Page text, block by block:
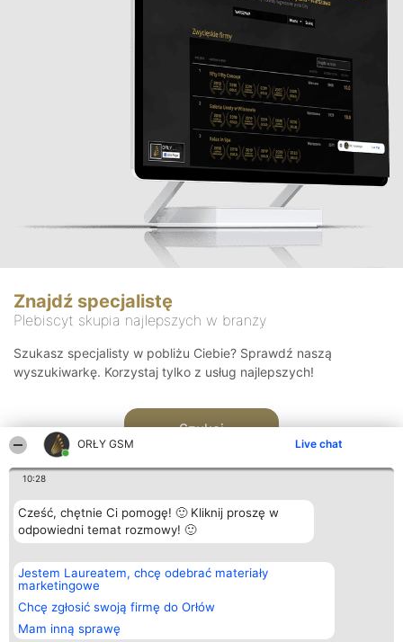
ORŁY GSM Live chat
10:28
Cześć, chętnie Ci pomogę! 🙂 Kliknij proszę w
odpowiedni temat rozmowy! 🙂
Jestem Laureatem, chcę odebrać materiały
marketingowe
Chcę zgłosić swoją firmę do Orłów
Mam inną sprawę
Znajdź specjalistę
Plebiscyt skupia najlepszych w branży
Szukasz specjalisty w pobliżu Ciebie? Sprawdź naszą
wyszukiwarkę. Korzystaj tylko z usług najlepszych!
Szukaj
Organizator plebiscytu
Bright Side Solutions sp. z o.
o. sp. k.
ul. Ruska 22
Wrocław 50-079
KRS 0000749100 | Regon
Plebiscyt
Laureaci
wszystkich
Laureatów
Kontakt
Kontakt